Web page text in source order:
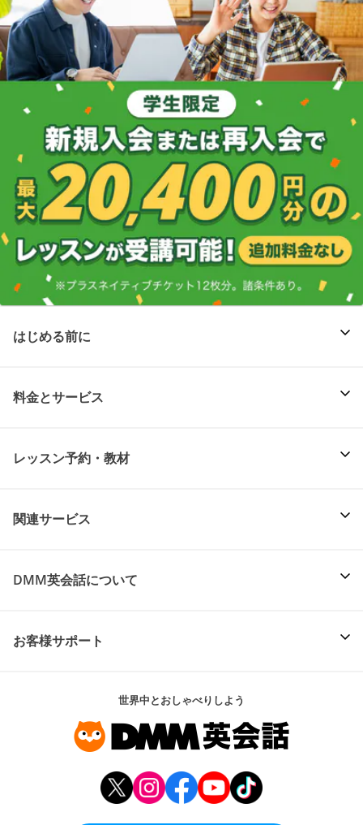
はじめる前に
料金とサービス
レッスン予約・教材
関連サービス
DMM英会話について
お客様サポート
世界中とおしゃべりしよう